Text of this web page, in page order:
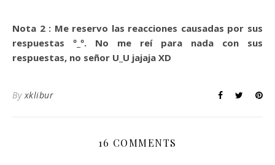
Nota 2 : Me reservo las reacciones causadas por sus
respuestas º_º. No me reí para nada con sus
respuestas, no señor U_U jajaja XD
By xklibur
16 COMMENTS